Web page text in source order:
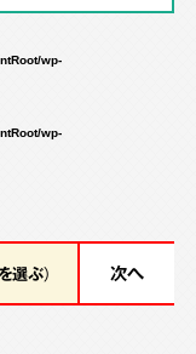
wp-
wp-
ぶ） 次へ